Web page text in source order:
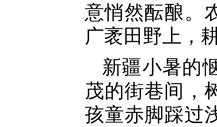
意悄然酝酿。
广袤田野上，
新疆小暑的
茂的街巷间，
孩童赤脚踩过